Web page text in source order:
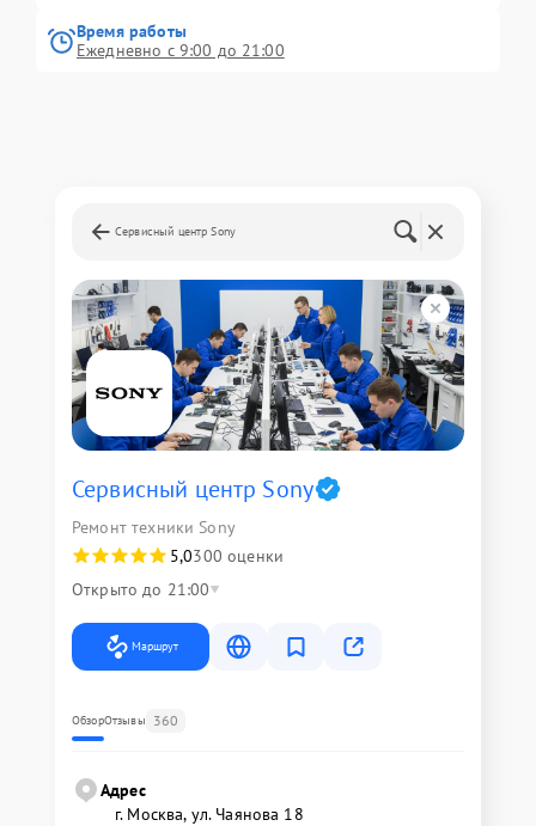
Время работы
Ежедневно с 9:00 до 21:00
Сервисный центр Sony
Сервисный центр Sony
Ремонт техники Sony
5,0300 оценки
Открыто до 21:00
Маршрут
ОбзорОтзывы 360
Адрес
г. Москва, ул. Чаянова 18